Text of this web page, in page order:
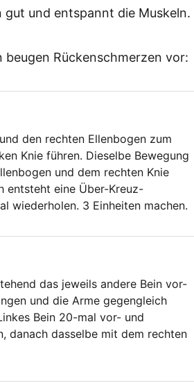
und entspannt die Muskeln.
Rückenschmerzen vor:
den rechten Ellenbogen zum
Knie führen. Dieselbe Bewegung
und dem rechten Knie
entsteht eine Über-Kreuz-
wiederholen. 3 Einheiten machen.
das jeweils andere Bein vor-
und die Arme gegengleich
Bein 20-mal vor- und
danach dasselbe mit dem rechten